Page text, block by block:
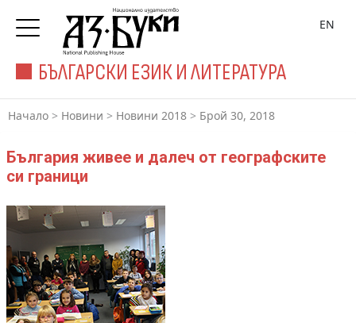
БЪЛГАРСКИ ЕЗИК И ЛИТЕРАТУРА
EN
Начало > Новини > Новини 2018 > Брой 30, 2018
България живее и далеч от географските
си граници